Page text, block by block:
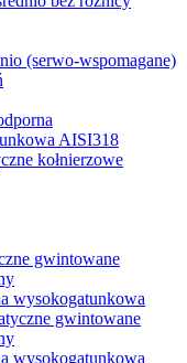
(serwo-wspomagane)
AISI318
kołnierzowe
gwintowane
wysokogatunkowa
gwintowane
wysokogatunkowa